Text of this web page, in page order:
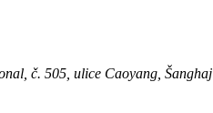
č. 505, ulice Caoyang, Šanghaj